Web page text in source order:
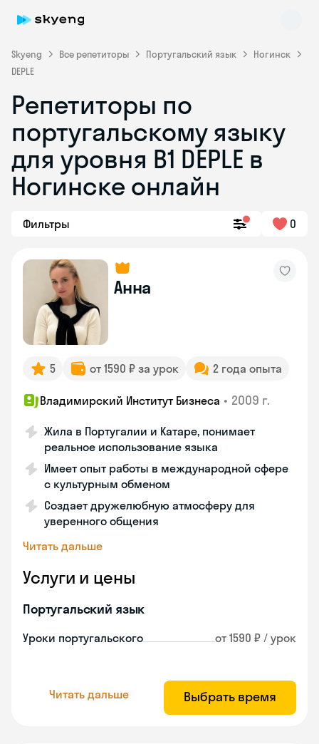
Skyeng Все репетиторы Португальский язык
Ногинск
DEPLE
Репетиторы по
португальскому языку
для уровня B1 DEPLE в
Ногинске онлайн
Фильтры 0
Анна
5 от 1590 ₽ за урок 2 года опыта
Владимирский Институт Бизнеса • 2009 г.
Жила в Португалии и Катаре, понимает
реальное использование языка
Имеет опыт работы в международной сфере
с культурным обменом
Создает дружелюбную атмосферу для
уверенного общения
Читать дальше
Услуги и цены
Португальский язык
Уроки португальского от 1590 ₽ / урок
Читать дальше Выбрать время
Skyeng Chat
online